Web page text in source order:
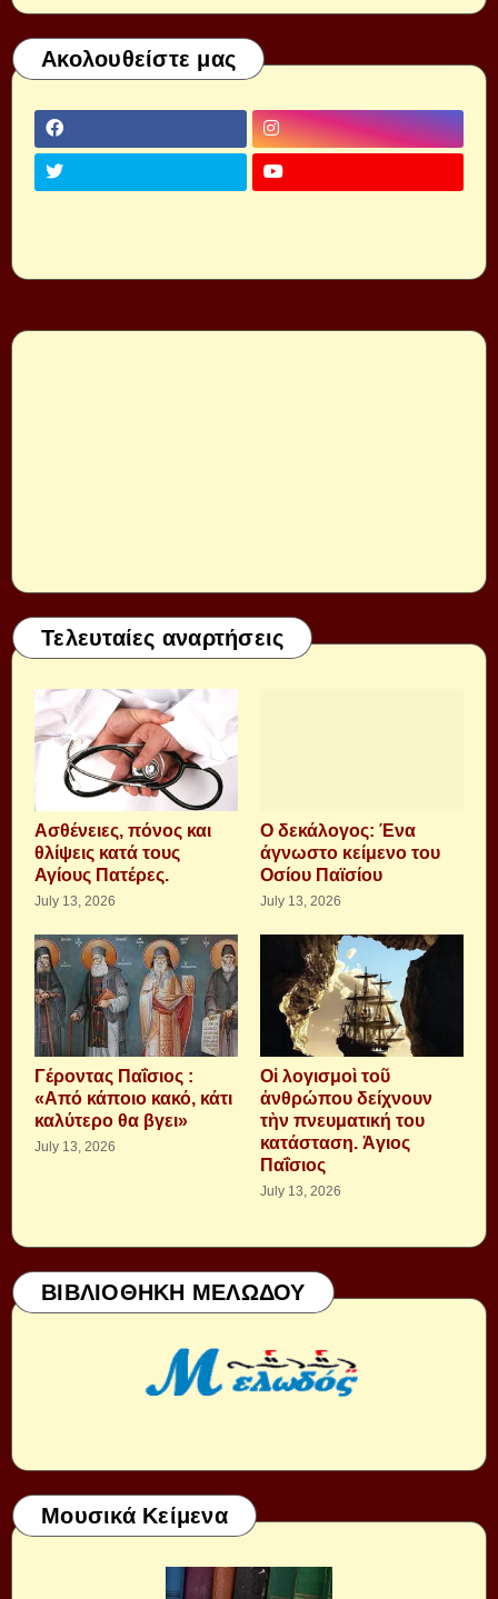
Ακολουθείστε μας
Τελευταίες αναρτήσεις
Aσθένειες, πόνος και
θλίψεις κατά τους
Αγίους Πατέρες.
July 13, 2026
Ο δεκάλογος: Ένα
άγνωστο κείμενο του
Οσίου Παϊσίου
July 13, 2026
Γέροντας Παΐσιος :
«Από κάποιο κακό, κάτι
καλύτερο θα βγει»
July 13, 2026
Οἱ λογισμοὶ τοῦ
ἀνθρώπου δείχνουν
τὴν πνευματική του
κατάσταση. Ἁγιος
Παΐσιος
July 13, 2026
ΒΙΒΛΙΟΘΗΚΗ ΜΕΛΩΔΟΥ
Μουσικά Κείμενα